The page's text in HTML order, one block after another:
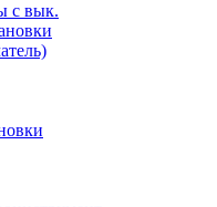
с вык.